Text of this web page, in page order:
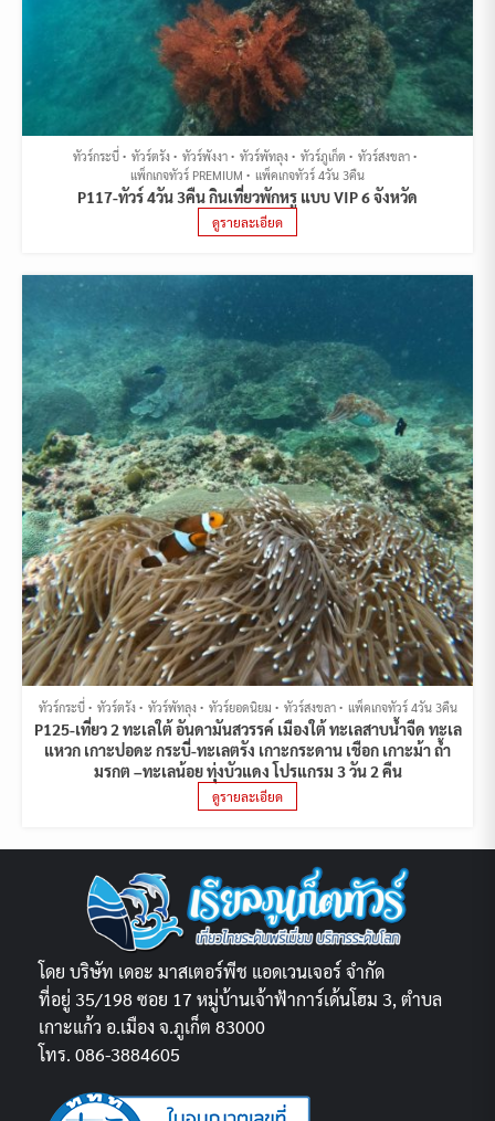
ทัวร์กระบี่ ทัวร์ตรัง ทัวร์พังงา ทัวร์พัทลุง ทัวร์ภูเก็ต
ทัวร์สงขลา
แพ็กเกจทัวร์ PREMIUM
แพ็คเกจทัวร์ 4วัน 3คืน
P117-ทัวร์ 4วัน 3คืน กินเที่ยวพักหรู แบบ VIP 6 จังหวัด
ดูรายละเอียด
ทัวร์กระบี่ ทัวร์ตรัง ทัวร์พัทลุง ทัวร์ยอดนิยม ทัวร์สงขลา แพ็คเกจทัวร์ 4วัน 3คืน
P125-เที่ยว 2 ทะเลใต้ อันดามันสวรรค์ เมืองใต้ ทะเลสาบน้ำจืด ทะเล
แหวก เกาะปอดะ กระบี่-ทะเลตรัง เกาะกระดาน เชือก เกาะม้า ถ้ำ
มรกต –ทะเลน้อย ทุ่งบัวแดง โปรแกรม 3 วัน 2 คืน
ดูรายละเอียด
โดย บริษัท เดอะ มาสเตอร์พีช แอดเวนเจอร์ จำกัด
ที่อยู่ 35/198 ซอย 17 หมู่บ้านเจ้าฟ้าการ์เด้นโฮม 3, ตำบล
เกาะแก้ว อ.เมือง จ.ภูเก็ต 83000
โทร. 086-3884605